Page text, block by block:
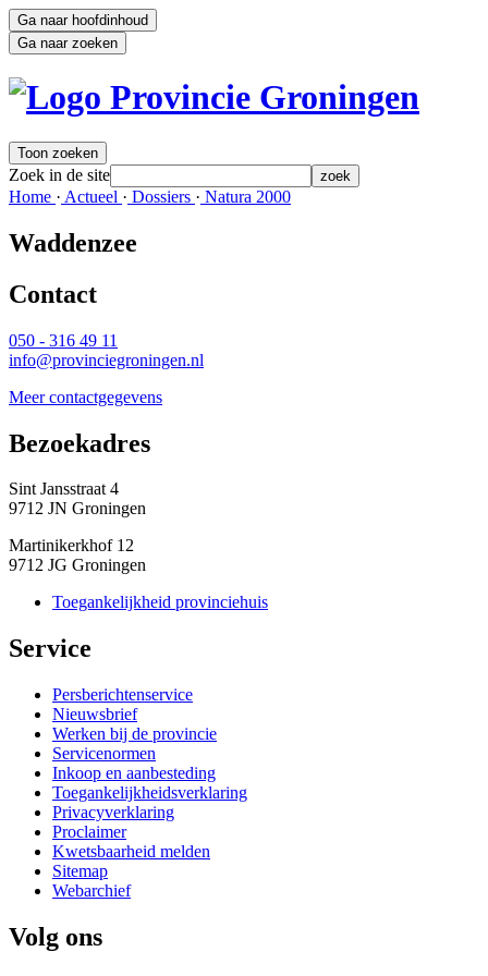
Ga naar hoofdinhoud
Ga naar zoeken
Toon zoeken
Zoek in de site zoek
Home · Actueel · Dossiers · Natura 2000
Waddenzee
Contact
050 - 316 49 11
info@provinciegroningen.nl
Meer contactgegevens
Bezoekadres
Sint Jansstraat 4
9712 JN Groningen
Martinikerkhof 12
9712 JG Groningen
Toegankelijkheid provinciehuis
Service
Persberichtenservice
Nieuwsbrief
Werken bij de provincie
Servicenormen
Inkoop en aanbesteding
Toegankelijkheidsverklaring
Privacyverklaring
Proclaimer
Kwetsbaarheid melden
Sitemap
Webarchief
Volg ons